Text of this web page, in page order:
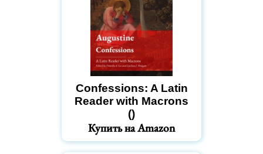
Confessions: A Latin
Reader with Macrons
()
Купить на Amazon